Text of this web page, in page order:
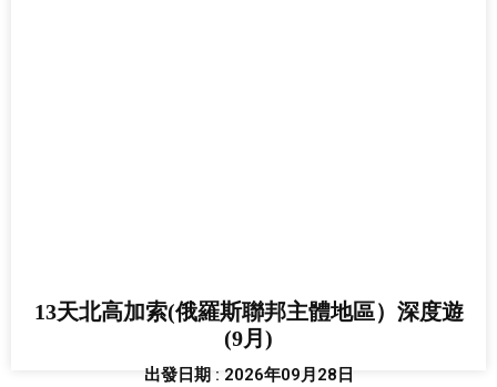
13天北高加索(俄羅斯聯邦主體地區）深度遊
(9月)
出發日期 : 2026年09月28日